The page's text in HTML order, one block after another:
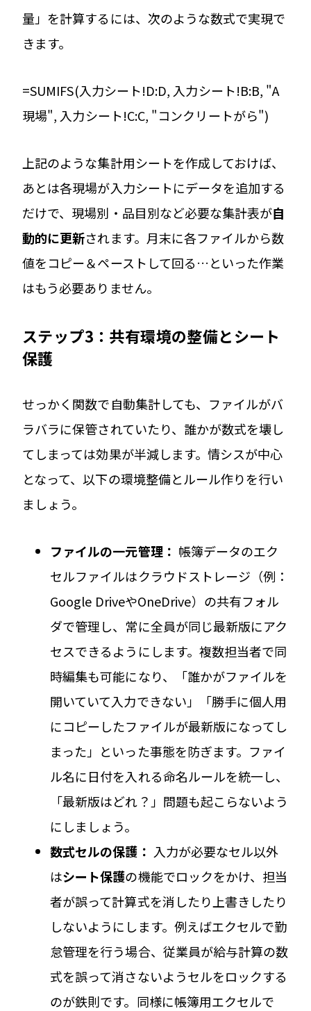
量」を計算するには、次のような数式で実現で
きます。
=SUMIFS(入力シート!D:D, 入力シート!B:B, "A
現場", 入力シート!C:C, "コンクリートがら")
上記のような集計用シートを作成しておけば、
あとは各現場が入力シートにデータを追加する
だけで、現場別・品目別など必要な集計表が自
動的に更新されます。月末に各ファイルから数
値をコピー＆ペーストして回る…といった作業
はもう必要ありません。
ステップ3：共有環境の整備とシート
保護
せっかく関数で自動集計しても、ファイルがバ
ラバラに保管されていたり、誰かが数式を壊し
てしまっては効果が半減します。情シスが中心
となって、以下の環境整備とルール作りを行い
ましょう。
ファイルの一元管理： 帳簿データのエク
セルファイルはクラウドストレージ（例：
Google DriveやOneDrive）の共有フォル
ダで管理し、常に全員が同じ最新版にアク
セスできるようにします。複数担当者で同
時編集も可能になり、「誰かがファイルを
開いていて入力できない」「勝手に個人用
にコピーしたファイルが最新版になってし
まった」といった事態を防ぎます。ファイ
ル名に日付を入れる命名ルールを統一し、
「最新版はどれ？」問題も起こらないよう
にしましょう。
数式セルの保護： 入力が必要なセル以外
はシート保護の機能でロックをかけ、担当
者が誤って計算式を消したり上書きしたり
しないようにします。例えばエクセルで勤
怠管理を行う場合、従業員が給与計算の数
式を誤って消さないようセルをロックする
のが鉄則です。同様に帳簿用エクセルで